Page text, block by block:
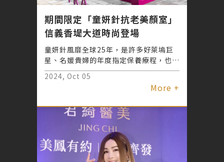
期間限定「童妍針抗老美顏室」
信義香堤大道時尚登場
童妍針風靡全球25年，是許多好萊塢巨
星、名媛貴婦的年度指定保養療程，也是
全球皮膚科一致推薦再生型膠原蛋白增生
劑，hold住青春、優雅抗老。9/27-
10/20 台北時裝週限定展間，推出童妍
所駐點的免費肌膚檢測諮詢，不僅能獲得
抗老秘技，完成互動遊戲及指定小任務，
還能獲得美顏小禮喔！
2024, Oct 05
More +